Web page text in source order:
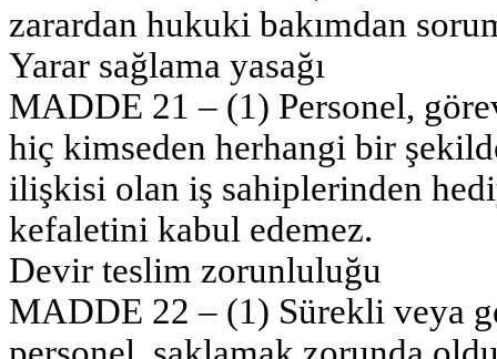
zarardan hukuki bakımdan
Yarar sağlama yasağı
MADDE 21 – (1) Personel,
hiç kimseden herhangi bir
ilişkisi olan iş sahiplerinden
kefaletini kabul edemez.
Devir teslim zorunluluğu
MADDE 22 – (1) Sürekli veya